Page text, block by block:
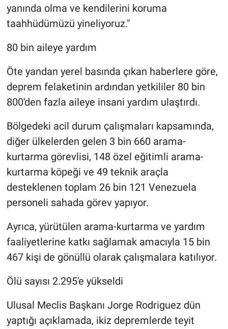
yanında olma ve kendilerini koruma
taahhüdümüzü yineliyoruz."
80 bin aileye yardım
Öte yandan yerel basında çıkan haberlere göre,
deprem felaketinin ardından yetkililer 80 bin
800'den fazla aileye insani yardım ulaştırdı.
Bölgedeki acil durum çalışmaları kapsamında,
diğer ülkelerden gelen 3 bin 660 arama-
kurtarma görevlisi, 148 özel eğitimli arama-
kurtarma köpeği ve 49 teknik araçla
desteklenen toplam 26 bin 121 Venezuela
personeli sahada görev yapıyor.
Ayrıca, yürütülen arama-kurtarma ve yardım
faaliyetlerine katkı sağlamak amacıyla 15 bin
467 kişi de gönüllü olarak çalışmalara katılıyor.
Ölü sayısı 2.295'e yükseldi
Ulusal Meclis Başkanı Jorge Rodriguez dün
yaptığı açıklamada, ikiz depremlerde teyit